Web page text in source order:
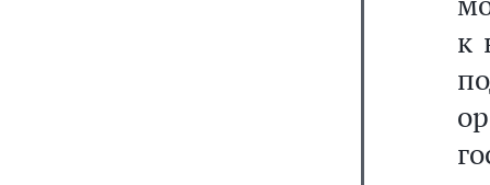
к